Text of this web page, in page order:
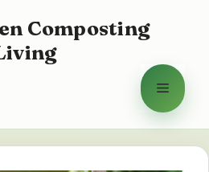
Composting
Menu